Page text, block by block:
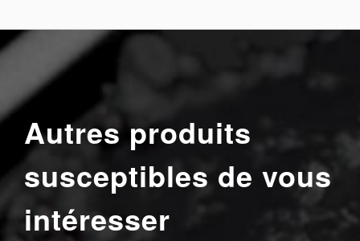
Autres produits
susceptibles de vous
intéresser